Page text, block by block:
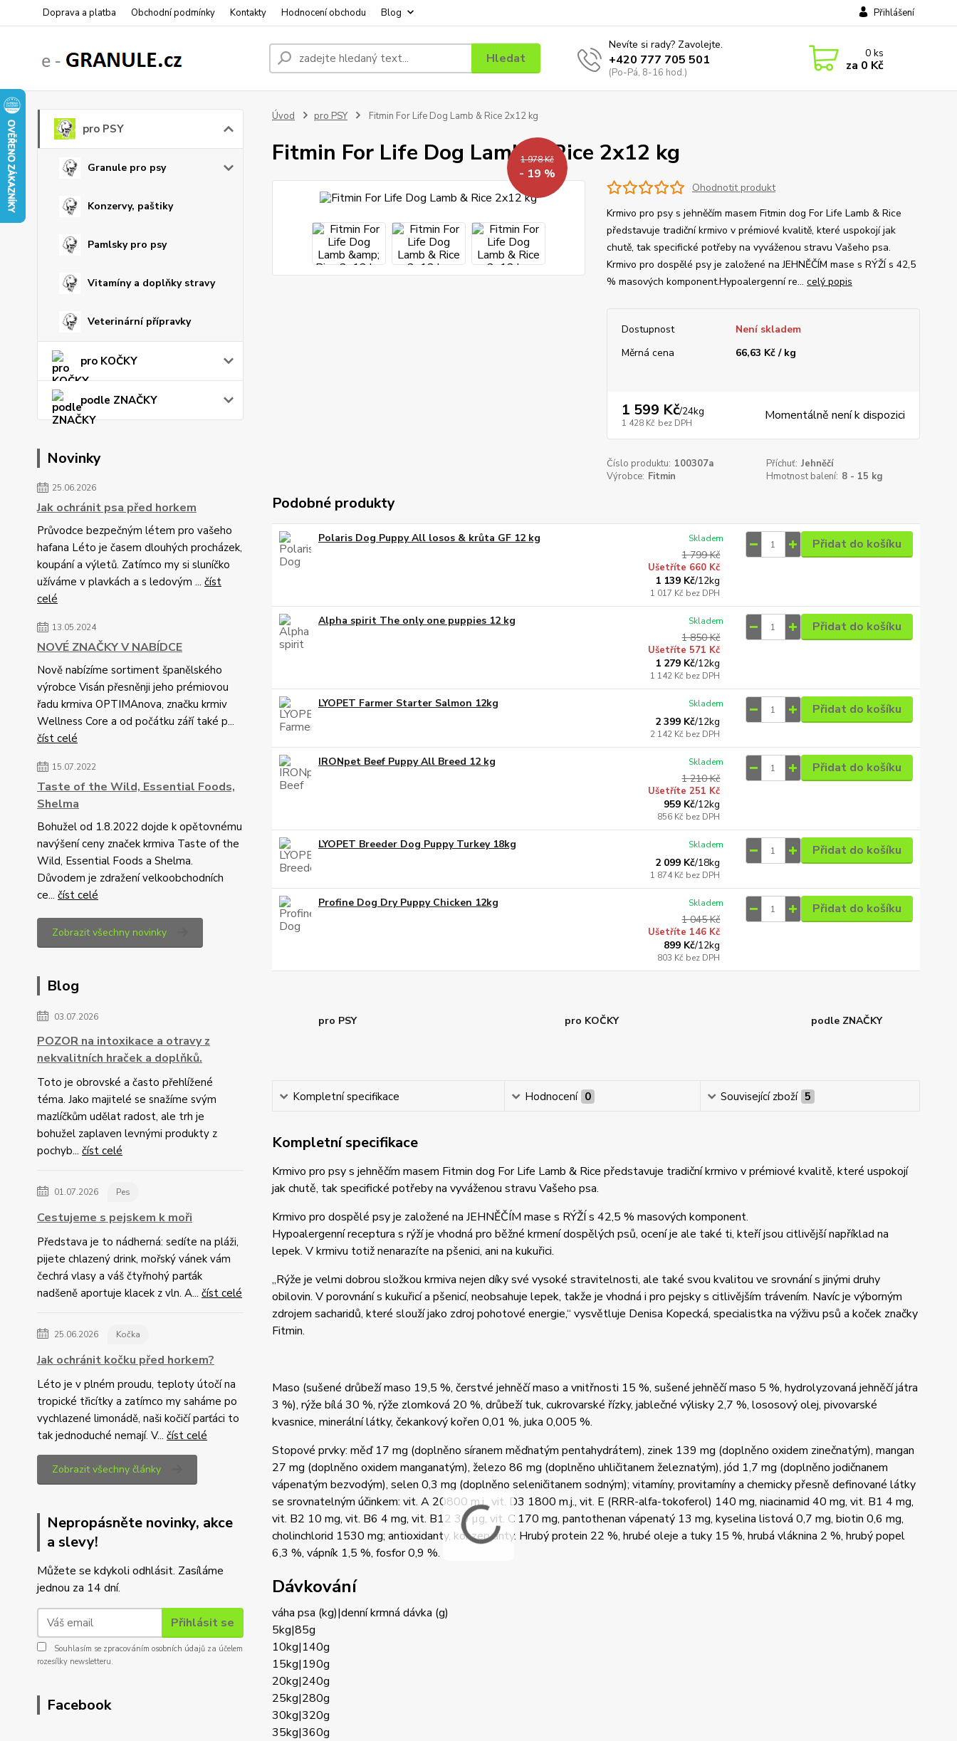
Doprava a platba Obchodní podmínky Kontakty Hodnocení obchodu Blog Přihlášení
Hledat
Nevíte si rady? Zavolejte.
+420 777 705 501
(Po-Pá, 8-16 hod.)
0ks
za 0 Kč
pro PSY
Granule pro psy
Konzervy, paštiky
Pamlsky pro psy
Vitamíny a doplňky stravy
Veterinární přípravky
pro KOČKY
podle ZNAČKY
Novinky
25.06.2026
Jak ochránit psa před horkem
Průvodce bezpečným létem pro vašeho
hafana Léto je časem dlouhých procházek,
koupání a výletů. Zatímco my si sluníčko
užíváme v plavkách a s ledovým ... číst
celé
13.05.2024
NOVÉ ZNAČKY V NABÍDCE
Nově nabízíme sortiment španělského
výrobce Visán přesněnji jeho prémiovou
řadu krmiva OPTIMAnova, značku krmiv
Wellness Core a od počátku září také p...
číst celé
15.07.2022
Taste of the Wild, Essential Foods,
Shelma
Bohužel od 1.8.2022 dojde k opětovnému
navýšení ceny značek krmiva Taste of the
Wild, Essential Foods a Shelma.
Důvodem je zdražení velkoobchodních
ce... číst celé
Zobrazit všechny novinky
Blog
03.07.2026
POZOR na intoxikace a otravy z
nekvalitních hraček a doplňků.
Toto je obrovské a často přehlížené
téma. Jako majitelé se snažíme svým
mazlíčkům udělat radost, ale trh je
bohužel zaplaven levnými produkty z
pochyb... číst celé
01.07.2026 Pes
Cestujeme s pejskem k moři
Představa je to nádherná: sedíte na pláži,
pijete chlazený drink, mořský vánek vám
čechrá vlasy a váš čtyřnohý parťák
nadšeně aportuje klacek z vln. A... číst celé
25.06.2026 Kočka
Jak ochránit kočku před horkem?
Léto je v plném proudu, teploty útočí na
tropické třicítky a zatímco my saháme po
vychlazené limonádě, naši kočičí parťáci to
tak jednoduché nemají. V... číst celé
Zobrazit všechny články
Nepropásněte novinky, akce
a slevy!
Můžete se kdykoli odhlásit. Zasíláme
jednou za 14 dní.
Přihlásit se
Souhlasím se zpracováním osobních údajů za účelem
rozesílky newsletteru.
Facebook
Úvod pro PSY Fitmin For Life Dog Lamb & Rice 2x12 kg
Fitmin For Life Dog Lamb & Rice 2x12 kg
1 978 Kč
- 19 %
Ohodnotit produkt
Krmivo pro psy s jehněčím masem Fitmin dog For Life Lamb & Rice
představuje tradiční krmivo v prémiové kvalitě, které uspokojí jak
chutě, tak specifické potřeby na vyváženou stravu Vašeho psa.
Krmivo pro dospělé psy je založené na JEHNĚČÍM mase s RÝŽÍ s 42,5
% masových komponent.Hypoalergenní re... celý popis
Dostupnost
Není skladem
Měrná cena
66,63 Kč / kg
1 599 Kč/24kg
1 428 Kč bez DPH Momentálně není k dispozici
Číslo produktu: 100307a Příchuť: Jehněčí
Výrobce: Fitmin Hmotnost balení: 8 - 15 kg
Podobné produkty
Polaris Dog Puppy All losos & krůta GF 12 kg
1 799 Kč
Ušetříte 660 Kč
1 139 Kč/12kg
1 017 Kč bez DPH
Skladem Přidat do košíku
Alpha spirit The only one puppies 12 kg
1 850 Kč
Ušetříte 571 Kč
1 279 Kč/12kg
1 142 Kč bez DPH
Skladem Přidat do košíku
LYOPET Farmer Starter Salmon 12kg
2 399 Kč/12kg
2 142 Kč bez DPH
Skladem Přidat do košíku
IRONpet Beef Puppy All Breed 12 kg
1 210 Kč
Ušetříte 251 Kč
959 Kč/12kg
856 Kč bez DPH
Skladem Přidat do košíku
LYOPET Breeder Dog Puppy Turkey 18kg
2 099 Kč/18kg
1 874 Kč bez DPH
Skladem Přidat do košíku
Profine Dog Dry Puppy Chicken 12kg
1 045 Kč
Ušetříte 146 Kč
899 Kč/12kg
803 Kč bez DPH
Skladem Přidat do košíku
pro PSY pro KOČKY podle ZNAČKY
Kompletní specifikace Hodnocení 0 Související zboží 5
Kompletní specifikace
Krmivo pro psy s jehněčím masem Fitmin dog For Life Lamb & Rice představuje tradiční krmivo v prémiové kvalitě, které uspokojí
jak chutě, tak specifické potřeby na vyváženou stravu Vašeho psa.
Krmivo pro dospělé psy je založené na JEHNĚČÍM mase s RÝŽÍ s 42,5 % masových komponent.
Hypoalergenní receptura s rýží je vhodná pro běžné krmení dospělých psů, ocení je ale také ti, kteří jsou citlivější například na
lepek. V krmivu totiž nenarazíte na pšenici, ani na kukuřici.
„Rýže je velmi dobrou složkou krmiva nejen díky své vysoké stravitelnosti, ale také svou kvalitou ve srovnání s jinými druhy
obilovin. V porovnání s kukuřicí a pšenicí, neobsahuje lepek, takže je vhodná i pro pejsky s citlivějším trávením. Navíc je výborným
zdrojem sacharidů, které slouží jako zdroj pohotové energie,“ vysvětluje Denisa Kopecká, specialistka na výživu psů a koček značky
Fitmin.
Maso (sušené drůbeží maso 19,5 %, čerstvé jehněčí maso a vnitřnosti 15 %, sušené jehněčí maso 5 %, hydrolyzovaná jehněčí játra
3 %), rýže bílá 30 %, rýže zlomková 20 %, drůbeží tuk, cukrovarské řízky, jablečné výlisky 2,7 %, lososový olej, pivovarské
kvasnice, minerální látky, čekankový kořen 0,01 %, juka 0,005 %.
Stopové prvky: měď 17 mg (doplněno síranem měďnatým pentahydrátem), zinek 139 mg (doplněno oxidem zinečnatým), mangan
27 mg (doplněno oxidem manganatým), železo 86 mg (doplněno uhličitanem železnatým), jód 1,7 mg (doplněno jodičnanem
vápenatým bezvodým), selen 0,3 mg (doplněno seleničitanem sodným); vitamíny, provitamíny a chemicky přesně definované látky
se srovnatelným účinkem: vit. A 20800 m.j., vit. D3 1800 m.j., vit. E (RRR-alfa-tokoferol) 140 mg, niacinamid 40 mg, vit. B1 4 mg,
vit. B2 10 mg, vit. B6 4 mg, vit. B12 30 µg, vit. C 170 mg, pantothenan vápenatý 13 mg, kyselina listová 0,7 mg, biotin 0,6 mg,
cholinchlorid 1530 mg; antioxidanty, konzervanty. Hrubý protein 22 %, hrubé oleje a tuky 15 %, hrubá vláknina 2 %, hrubý popel
6,3 %, vápník 1,5 %, fosfor 0,9 %.
Dávkování
váha psa (kg)|denní krmná dávka (g)
5kg|85g
10kg|140g
15kg|190g
20kg|240g
25kg|280g
30kg|320g
35kg|360g